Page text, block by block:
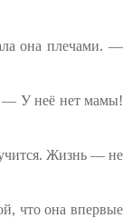
она плечами. —
— У неё нет мамы!
Жизнь — не
что она впервые